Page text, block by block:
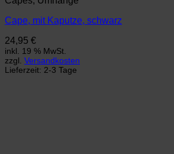
Cape, mit Kaputze, schwarz
24,95 €
inkl. 19 % MwSt.
zzgl. Versandkosten
Lieferzeit: 2-3 Tage